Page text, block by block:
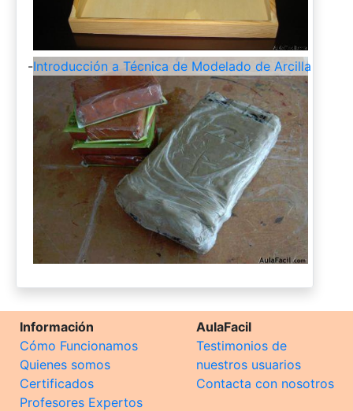
-Introducción a Técnica de Modelado de Arcilla
Información
Cómo Funcionamos
Quienes somos
Certificados
Profesores Expertos
AulaFacil
Testimonios de
nuestros usuarios
Contacta con nosotros